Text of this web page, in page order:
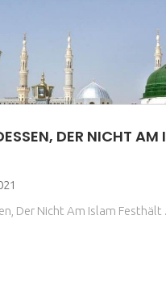
DER NICHT AM
Der Nicht Am Islam Festhält